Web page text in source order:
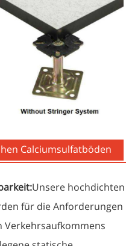
Calciumsulfatböden
Unsere hochdichten
für die Anforderungen
Verkehrsaufkommens